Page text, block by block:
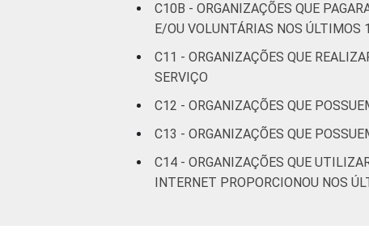
C10B - ORGANIZAÇÕES QUE
E/OU VOLUNTÁRIAS NOS ÚLTIMOS
C11 - ORGANIZAÇÕES QUE
SERVIÇO
C12 - ORGANIZAÇÕES QUE
C13 - ORGANIZAÇÕES QUE
C14 - ORGANIZAÇÕES QUE
INTERNET PROPORCIONOU NOS